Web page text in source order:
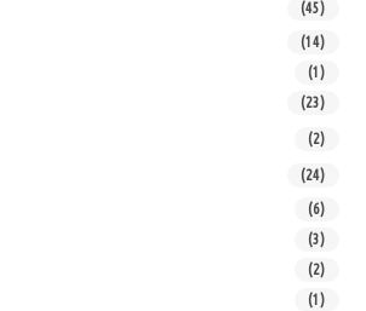
(45)
(14)
(1)
(23)
(2)
(24)
(6)
(3)
(2)
(1)